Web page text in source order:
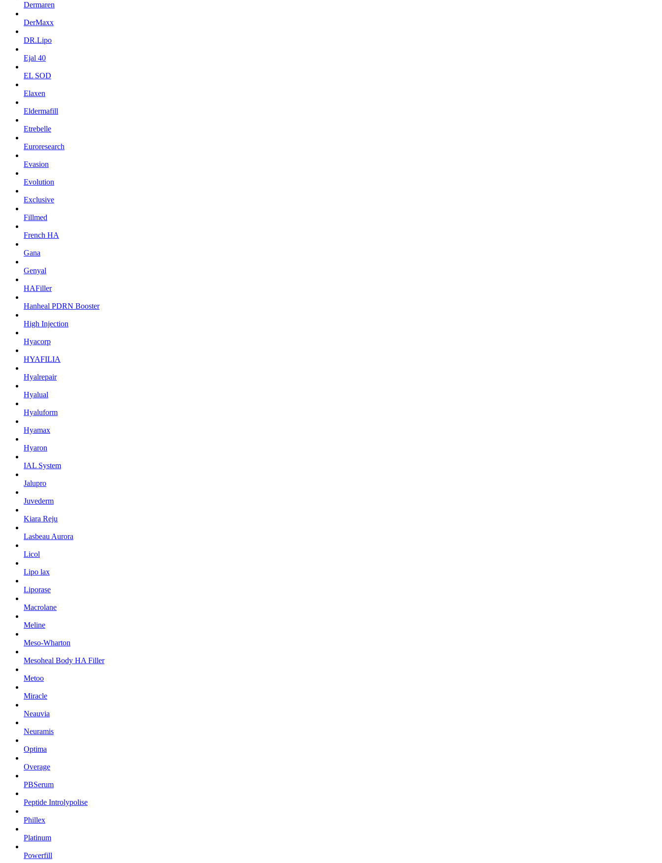
Dermaren
DerMaxx
DR.Lipo
Ejal 40
EL SOD
Elaxen
Eldermafill
Etrebelle
Euroresearch
Evasion
Evolution
Exclusive
Fillmed
French HA
Gana
Genyal
HAFiller
Hanheal PDRN Booster
High Injection
Hyacorp
HYAFILIA
Hyalrepair
Hyalual
Hyaluform
Hyamax
Hyaron
IAL System
Jalupro
Juvederm
Kiara Reju
Lasbeau Aurora
Licol
Lipo lax
Liporase
Macrolane
Meline
Meso-Wharton
Mesoheal Body HA Filler
Metoo
Miracle
Neauvia
Neuramis
Optima
Overage
PBSerum
Peptide Introlypolise
Phillex
Platinum
Powerfill